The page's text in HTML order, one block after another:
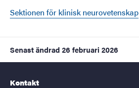
Sektionen för klinisk neurovetenskap
Senast ändrad 26 februari 2026
Kontakt